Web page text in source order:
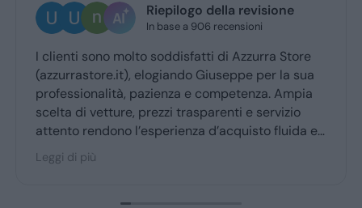
Riepilogo della revisione
In base a 906 recensioni
I clienti sono molto soddisfatti di Azzurra Store
(azzurrastore.it), elogiando Giuseppe per la sua
professionalità, pazienza e competenza. Ampia
scelta di vetture, prezzi trasparenti e servizio
attento rendono l’esperienza d’acquisto fluida e
piacevole per la maggior parte degli utenti.
Leggi di più